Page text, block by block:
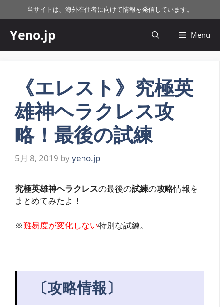
ン
ツ
当サイトは、海外在住者に向けて情報を発信しています。
Yeno.jp Menu
《エレスト》究極英
雄神ヘラクレス攻
略！最後の試練
5月 8, 2019 byyeno.jp
究極英雄神ヘラクレスの最後の試練の攻略情報を
まとめてみたよ！
※難易度が変化しない特別な試練。
〔攻略情報〕